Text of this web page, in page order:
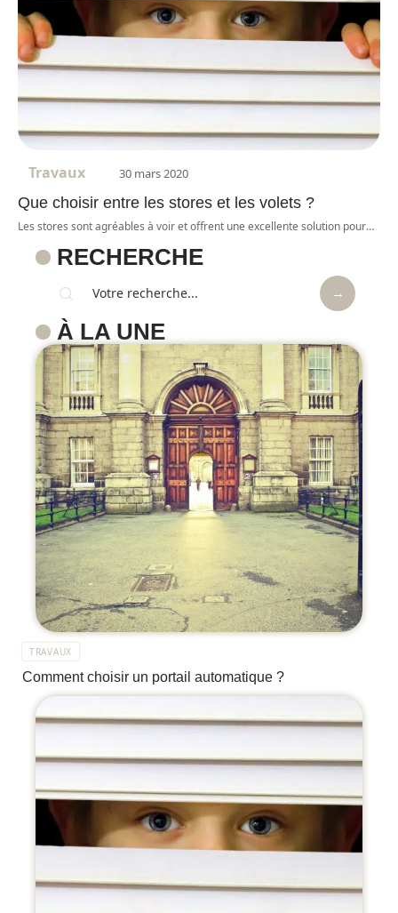
Travaux 30 mars 2020
Que choisir entre les stores et les volets ?
Les stores sont agréables à voir et offrent une excellente solution pour…
RECHERCHE
À LA UNE
TRAVAUX
Comment choisir un portail automatique ?